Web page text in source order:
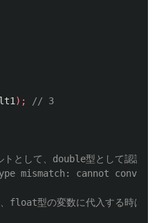
); // 3
として、double型として認識さ
mismatch: cannot
float型の変数に代入する時は末